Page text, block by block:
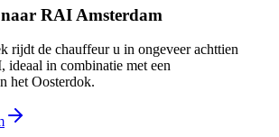
RAI Amsterdam
rijdt de chauffeur u in ongeveer achttien
ideaal in combinatie met een
het Oosterdok.